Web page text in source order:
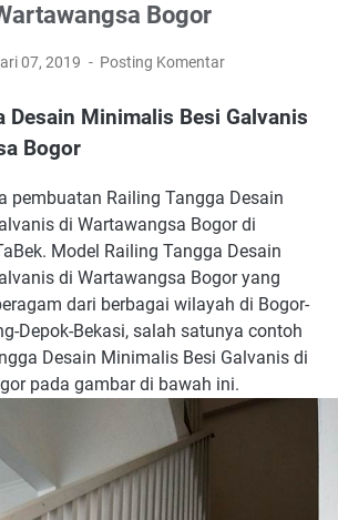
Bogor
07, 2019 Posting Komentar
Desain Minimalis Besi Galvanis
Bogor
pembuatan Railing Tangga Desain
di Wartawangsa Bogor di
Model Railing Tangga Desain
di Wartawangsa Bogor yang
dari berbagai wilayah di Bogor-
Depok-Bekasi, salah satunya contoh
Desain Minimalis Besi Galvanis di
pada gambar di bawah ini.